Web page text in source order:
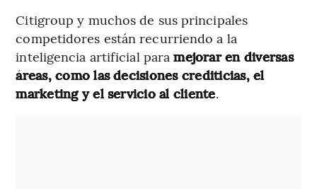
Citigroup y muchos de sus principales
competidores están recurriendo a la
inteligencia artificial paramejorar en diversas
áreas, como las decisiones crediticias, el
marketing y el servicio al cliente.